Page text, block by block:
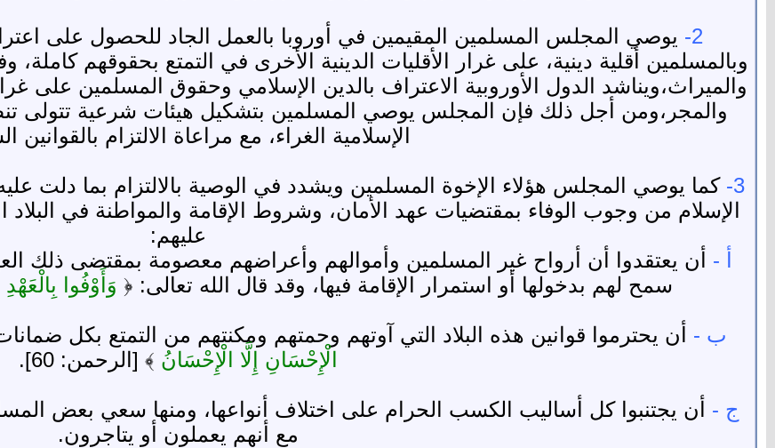
2-
يوصي المجلس المسلمين المقيمين في أوروبا بالعمل الجاد للحصول على
وبالمسلمين أقلية دينية، على غرار الأقليات الدينية الأخرى في التمتع بحقوقهم
والميراث،ويناشد الدول الأوروبية الاعتراف بالدين الإسلامي وحقوق المسلمين على
والمجر،ومن أجل ذلك فإن المجلس يوصي المسلمين بتشكيل هيئات شرعية تتولى
الإسلامية الغراء، مع مراعاة الالتزام بالقوانين
3-
كما يوصي المجلس هؤلاء الإخوة المسلمين ويشدد في الوصية بالالتزام بما دلت
الإسلام من وجوب الوفاء بمقتضيات عهد الأمان، وشروط الإقامة والمواطنة في
عليهم:
أ -
أن يعتقدوا أن أرواح غير المسلمين وأموالهم وأعراضهم معصومة بمقتضى ذلك
سمح لهم بدخولها أو استمرار الإقامة فيها، وقد قال الله تعالى: ﴿ وَأَوْفُوا
ب - أن يحترموا قوانين هذه البلاد التي آوتهم وحمتهم ومكنتهم من التمتع بكل
الْإِحْسَانِ إِلَّا الْإِحْسَانُ ﴾ [الرحمن: 60].
ج -
أن يجتنبوا كل أساليب الكسب الحرام على اختلاف أنواعها، ومنها سعي بعض
مع أنهم يعملون أو يتاجرون.